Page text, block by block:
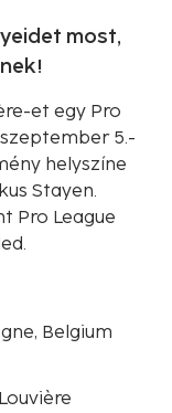
most,
et egy Pro
5.-
helyszíne
Stayen.
Pro League
Belgium